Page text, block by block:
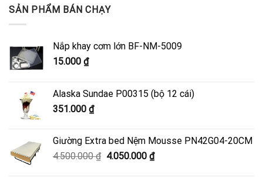
SẢN PHẨM BÁN CHẠY
Nắp khay cơm lớn BF-NM-5009
15.000 ₫
Alaska Sundae P00315 (bộ 12 cái)
351.000 ₫
Giường Extra bed Nệm Mousse PN42G04-20CM
4.500.000₫ Giá
4.050.000 ₫Giá